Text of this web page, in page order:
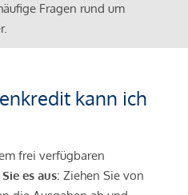
Fragen rund um
kann ich
frei verfügbaren
es aus: Ziehen Sie von